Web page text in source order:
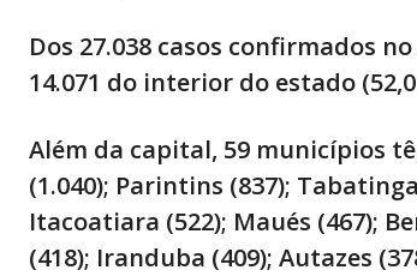
Dos 27.038 casos confirmados
14.071 do interior do estado
Além da capital, 59 municípios
(1.040); Parintins (837);
Itacoatiara (522); Maués (467);
(418); Iranduba (409); Autazes